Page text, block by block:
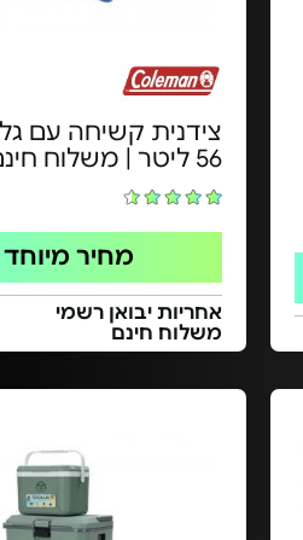
צידנית קשיחה עם
56 ליטר | משלוח חינם
מחיר מיוחד
אחריות יבואן רשמי
משלוח חינם